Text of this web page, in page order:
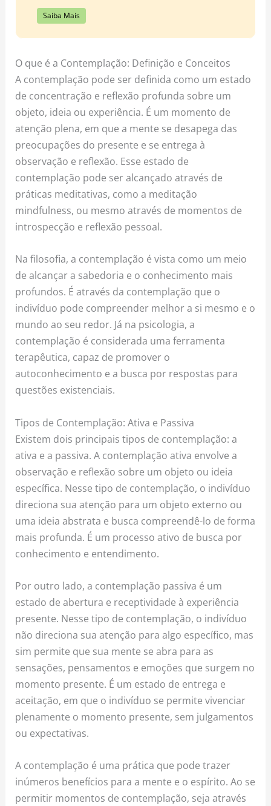
Saiba Mais
O que é a Contemplação: Definição e Conceitos
A contemplação pode ser definida como um estado
de concentração e reflexão profunda sobre um
objeto, ideia ou experiência. É um momento de
atenção plena, em que a mente se desapega das
preocupações do presente e se entrega à
observação e reflexão. Esse estado de
contemplação pode ser alcançado através de
práticas meditativas, como a meditação
mindfulness, ou mesmo através de momentos de
introspecção e reflexão pessoal.
Na filosofia, a contemplação é vista como um meio
de alcançar a sabedoria e o conhecimento mais
profundos. É através da contemplação que o
indivíduo pode compreender melhor a si mesmo e o
mundo ao seu redor. Já na psicologia, a
contemplação é considerada uma ferramenta
terapêutica, capaz de promover o
autoconhecimento e a busca por respostas para
questões existenciais.
Tipos de Contemplação: Ativa e Passiva
Existem dois principais tipos de contemplação: a
ativa e a passiva. A contemplação ativa envolve a
observação e reflexão sobre um objeto ou ideia
específica. Nesse tipo de contemplação, o indivíduo
direciona sua atenção para um objeto externo ou
uma ideia abstrata e busca compreendê-lo de forma
mais profunda. É um processo ativo de busca por
conhecimento e entendimento.
Por outro lado, a contemplação passiva é um
estado de abertura e receptividade à experiência
presente. Nesse tipo de contemplação, o indivíduo
não direciona sua atenção para algo específico, mas
sim permite que sua mente se abra para as
sensações, pensamentos e emoções que surgem no
momento presente. É um estado de entrega e
aceitação, em que o indivíduo se permite vivenciar
plenamente o momento presente, sem julgamentos
ou expectativas.
A contemplação é uma prática que pode trazer
inúmeros benefícios para a mente e o espírito. Ao se
permitir momentos de contemplação, seja através